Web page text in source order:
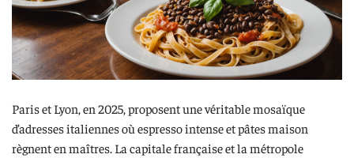
Paris et Lyon, en 2025, proposent une véritable mosaïque
d’adresses italiennes où espresso intense et pâtes maison
règnent en maîtres. La capitale française et la métropole